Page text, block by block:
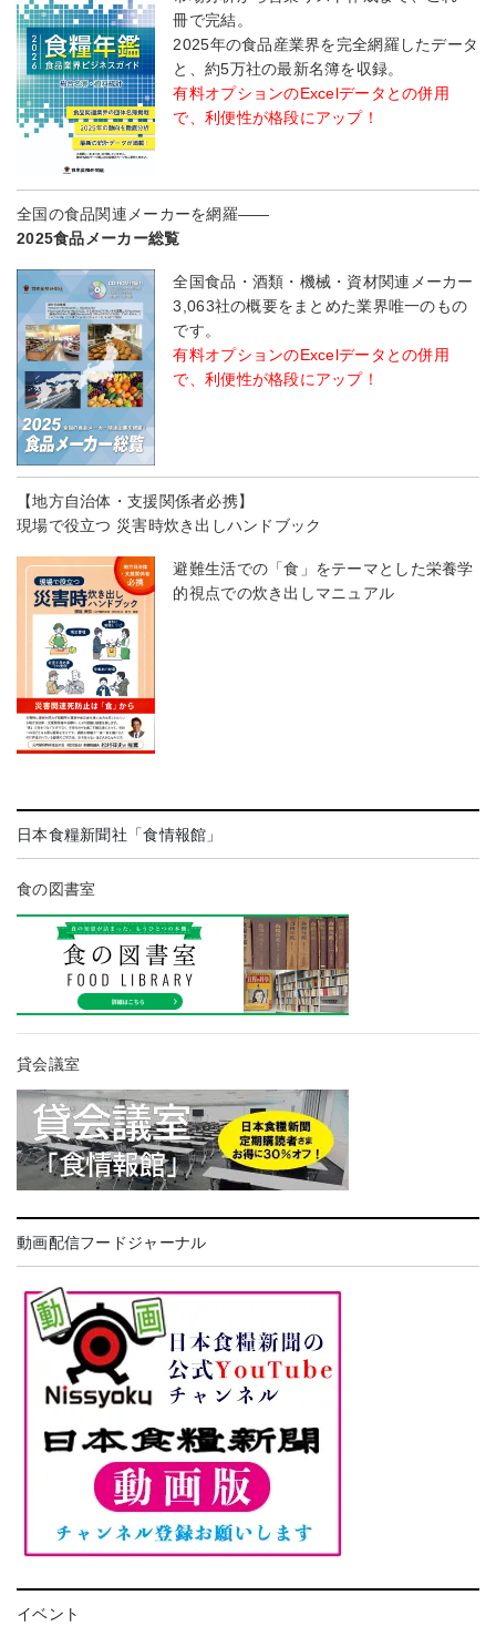
冊で完結。
2025年の食品産業界を完全網羅したデータ
と、約5万社の最新名簿を収録。
有料オプションのExcelデータとの併用
で、利便性が格段にアップ！
全国の食品関連メーカーを網羅――
2025食品メーカー総覧
全国食品・酒類・機械・資材関連メーカー
3,063社の概要をまとめた業界唯一のもの
です。
有料オプションのExcelデータとの併用
で、利便性が格段にアップ！
【地方自治体・支援関係者必携】
現場で役立つ 災害時炊き出しハンドブック
避難生活での「食」をテーマとした栄養学
的視点での炊き出しマニュアル
日本食糧新聞社「食情報館」
食の図書室
貸会議室
動画配信フードジャーナル
イベント